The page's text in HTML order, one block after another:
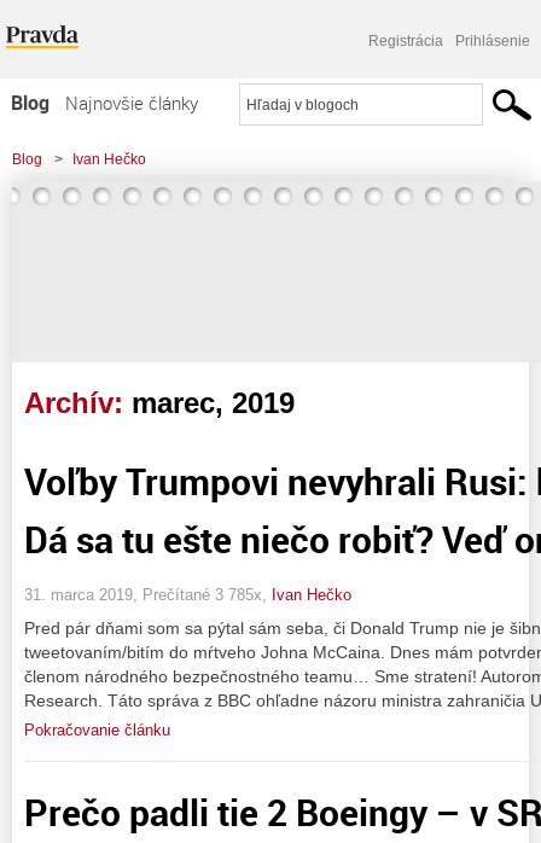
Registrácia Prihlásenie
Blog
Najnovšie články
Najčítanejšie články
Najkomentovanejšie články
Blog > Ivan Hečko
Archív: marec, 2019
Voľby Trumpovi nevyhrali
Dá sa tu ešte niečo robiť? Veď
31. marca 2019, Prečítané 3 785x, Ivan Hečko
Pred pár dňami som sa pýtal sám seba, či Donald Trump nie je
tweetovaním/bitím do mŕtveho Johna McCaina. Dnes mám
členom národného bezpečnostného teamu… Sme stratení!
Research. Táto správa z BBC ohľadne názoru ministra zahraničia
Pokračovanie článku
Prečo padli tie 2 Boeingy – v